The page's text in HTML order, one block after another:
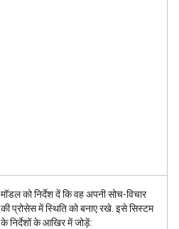
मॉडल को निर्देश दें कि वह अपनी सोच-विचार
की प्रोसेस में स्थिति को बनाए रखे. इसे सिस्टम
के निर्देशों के आखिर में जोड़ें: